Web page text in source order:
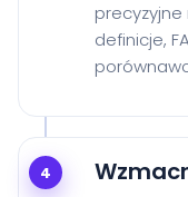
precyzyjne
definicje,
4